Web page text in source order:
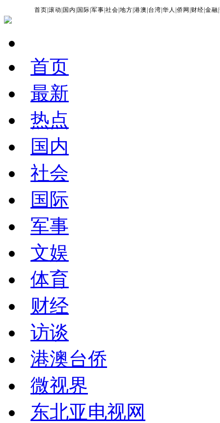
首页 |滚动 国内 国际 |军事 |社会 |地方 |港澳 台湾 |华人 |侨网 财经 |金融 |
首页
最新
热点
国内
社会
国际
军事
文娱
体育
财经
访谈
港澳台侨
微视界
东北亚电视网